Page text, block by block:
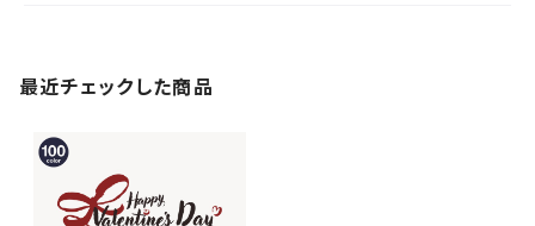
最近チェックした商品